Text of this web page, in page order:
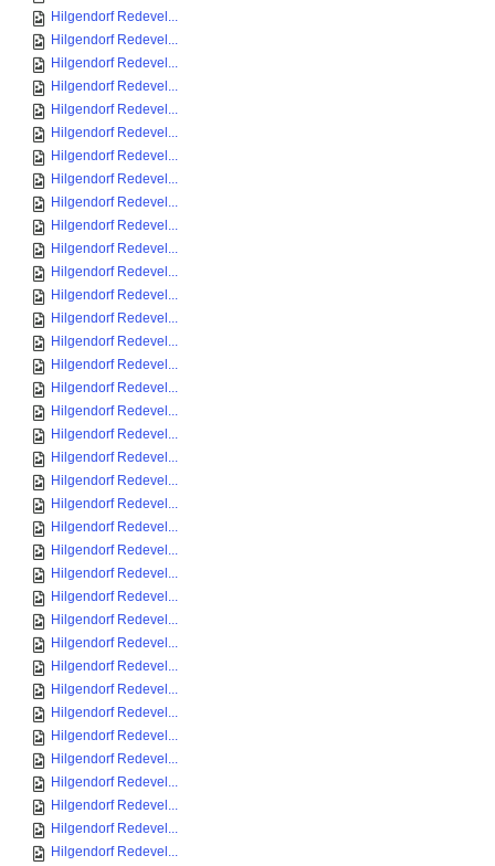
Hilgendorf Redevel...
Hilgendorf Redevel...
Hilgendorf Redevel...
Hilgendorf Redevel...
Hilgendorf Redevel...
Hilgendorf Redevel...
Hilgendorf Redevel...
Hilgendorf Redevel...
Hilgendorf Redevel...
Hilgendorf Redevel...
Hilgendorf Redevel...
Hilgendorf Redevel...
Hilgendorf Redevel...
Hilgendorf Redevel...
Hilgendorf Redevel...
Hilgendorf Redevel...
Hilgendorf Redevel...
Hilgendorf Redevel...
Hilgendorf Redevel...
Hilgendorf Redevel...
Hilgendorf Redevel...
Hilgendorf Redevel...
Hilgendorf Redevel...
Hilgendorf Redevel...
Hilgendorf Redevel...
Hilgendorf Redevel...
Hilgendorf Redevel...
Hilgendorf Redevel...
Hilgendorf Redevel...
Hilgendorf Redevel...
Hilgendorf Redevel...
Hilgendorf Redevel...
Hilgendorf Redevel...
Hilgendorf Redevel...
Hilgendorf Redevel...
Hilgendorf Redevel...
Hilgendorf Redevel...